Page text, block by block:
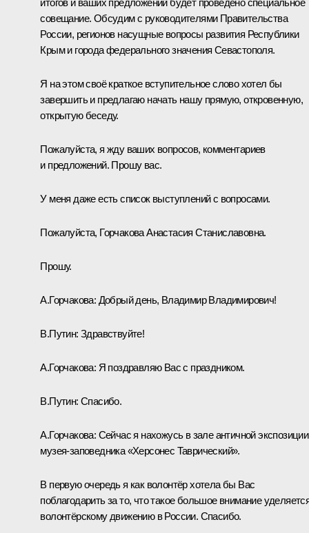
совещание. Обсудим с руководителями Правительства
России, регионов насущные вопросы развития Республики
Крым и города федерального значения Севастополя.
Я на этом своё краткое вступительное слово хотел бы
завершить и предлагаю начать нашу прямую, откровенную,
открытую беседу.
Пожалуйста, я жду ваших вопросов, комментариев
и предложений. Прошу вас.
У меня даже есть список выступлений с вопросами.
Пожалуйста, Горчакова Анастасия Станиславовна.
Прошу.
А.Горчакова: Добрый день, Владимир Владимирович!
В.Путин: Здравствуйте!
А.Горчакова: Я поздравляю Вас с праздником.
В.Путин: Спасибо.
А.Горчакова: Сейчас я нахожусь в зале античной экспозиции
музея-заповедника «Херсонес Таврический».
В первую очередь я как волонтёр хотела бы Вас
поблагодарить за то, что такое большое внимание
волонтёрскому движению в России. Спасибо.